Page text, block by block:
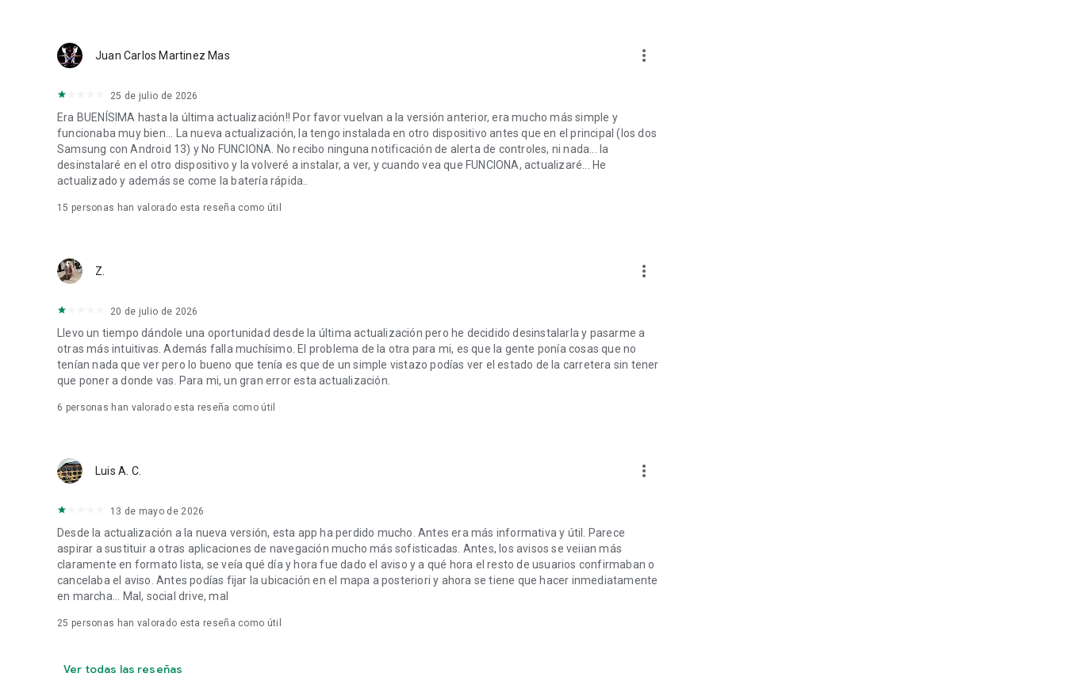
Juan Carlos Martinez Mas more_vert
25 de julio de 2026
Era BUENÍSIMA hasta la última actualización!! Por favor vuelvan a la versión anterior, era mucho más simple y
funcionaba muy bien... La nueva actualización, la tengo instalada en otro dispositivo antes que en el principal (los dos
Samsung con Android 13) y No FUNCIONA. No recibo ninguna notificación de alerta de controles, ni nada... la
desinstalaré en el otro dispositivo y la volveré a instalar, a ver, y cuando vea que FUNCIONA, actualizaré... He
actualizado y además se come la batería rápida..
15 personas han valorado esta reseña como útil
Z. more_vert
20 de julio de 2026
Llevo un tiempo dándole una oportunidad desde la última actualización pero he decidido desinstalarla y pasarme a
otras más intuitivas. Además falla muchísimo. El problema de la otra para mi, es que la gente ponía cosas que no
tenían nada que ver pero lo bueno que tenía es que de un simple vistazo podías ver el estado de la carretera sin tener
que poner a donde vas. Para mi, un gran error esta actualización.
6 personas han valorado esta reseña como útil
Luis A. C. more_vert
13 de mayo de 2026
Desde la actualización a la nueva versión, esta app ha perdido mucho. Antes era más informativa y útil. Parece
aspirar a sustituir a otras aplicaciones de navegación mucho más sofisticadas. Antes, los avisos se veiian más
claramente en formato lista, se veía qué día y hora fue dado el aviso y a qué hora el resto de usuarios confirmaban o
cancelaba el aviso. Antes podías fijar la ubicación en el mapa a posteriori y ahora se tiene que hacer inmediatamente
en marcha... Mal, social drive, mal
25 personas han valorado esta reseña como útil
Ver todas las reseñas